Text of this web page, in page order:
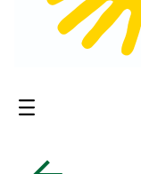
Contenido principal